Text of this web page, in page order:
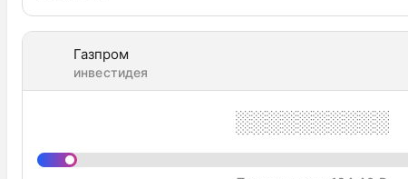
Газпром
инвестидея
░░░░░░░░░░